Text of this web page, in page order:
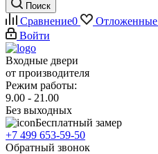
Поиск
Сравнение0 Отложенные
Войти
Входные двери
от производителя
Режим работы:
9.00 - 21.00
Без выходных
Бесплатный замер
+7 499 653-59-50
Обратный звонок